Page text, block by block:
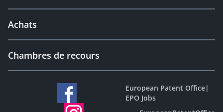
Achats
Chambres de recours
European Patent Office|
EPO Jobs